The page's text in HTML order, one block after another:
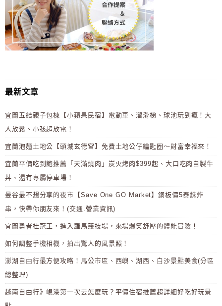
最新文章
宜蘭五結親子包棟【小蘋果民宿】電動車、溜滑梯、球池玩到瘋！大
人放鬆、小孩超放電！
宜蘭泡麵土地公【頭城玄德宮】免費土地公仔鑰匙圈～財富幸福來！
宜蘭平價吃到飽推薦「天滿燒肉」炭火烤肉$399起、大口吃肉自製牛
丼、還有專屬停車場！
曼谷最不想分享的夜市【Save One GO Market】銅板價5泰銖炸
串，快帶你朋友來！(交通.營業資訊)
宜蘭勇者桂冠王，進入羅馬競技場，來場爆笑舒壓的體能冒險！
如何調整手機相機，拍出驚人的風景照！
澎湖自由行最方便攻略！馬公市區、西嶼、湖西、白沙景點美食(分區
總整理)
越南自由行》峴港第一次去怎麼玩？平價住宿推薦超詳細好吃好玩景